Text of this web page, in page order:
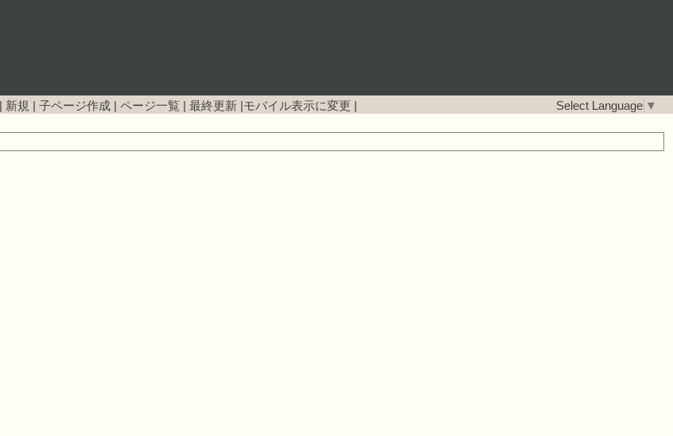
新規 子ページ作成 ページ一覧 最終更新 モバイル表示に変更 Select Language ▼